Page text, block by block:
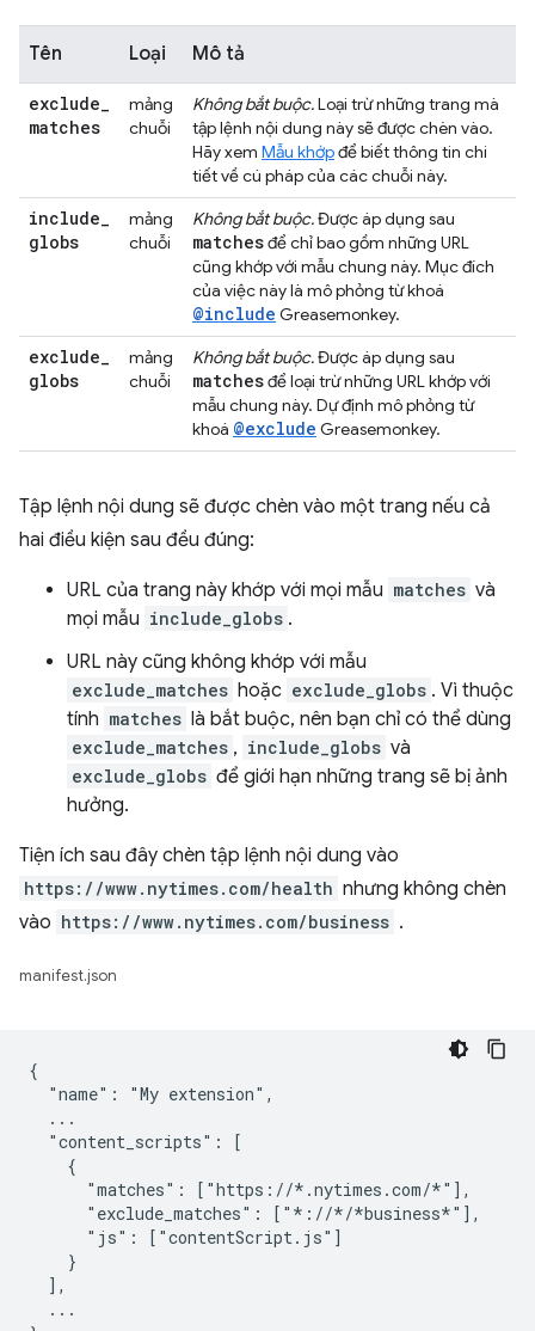
Tên Loại Mô tả
exclude_
matches
mảng
chuỗi
Không bắt buộc.Loại trừ những trang mà
tập lệnh nội dung này sẽ được chèn vào.
Hãy xem Mẫu khớpđể biết thông tin chi
tiết về cú pháp của các chuỗi này.
include_
globs
mảng
chuỗi
Không bắt buộc.Được áp dụng sau
matchesđể chỉ bao gồm những URL
cũng khớp với mẫu chung này. Mục đích
của việc này là mô phỏng từ khoá
@include Greasemonkey.
exclude_
globs
mảng
chuỗi
Không bắt buộc.Được áp dụng sau
matchesđể loại trừ những URL khớp với
mẫu chung này. Dự định mô phỏng từ
khoá @exclude Greasemonkey.
Tập lệnh nội dung sẽ được chèn vào một trang nếu cả
hai điều kiện sau đều đúng:
URL của trang này khớp với mọi mẫu matches và
mọi mẫu include_globs .
URL này cũng không khớp với mẫu
exclude_matches hoặc exclude_globs . Vì thuộc
tính matches là bắt buộc, nên bạn chỉ có thể dùng
exclude_matches , include_globs và
exclude_globs để giới hạn những trang sẽ bị ảnh
hưởng.
Tiện ích sau đây chèn tập lệnh nội dung vào
https://www.nytimes.com/health nhưng không chèn
vào https://www.nytimes.com/business .
manifest.json
{
  "name": "My extension",
  ...
  "content_scripts": [
    {
      "matches": ["https://*.nytimes.com/*"],
      "exclude_matches": ["*://*/*business*"],
      "js": ["contentScript.js"]
    }
  ],
  ...